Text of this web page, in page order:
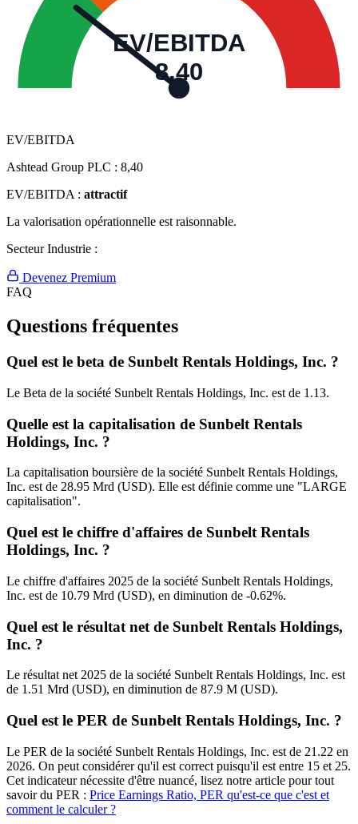
EV/EBITDA
8,40
EV/EBITDA
Ashtead Group PLC : 8,40
EV/EBITDA : attractif
La valorisation opérationnelle est raisonnable.
Secteur Industrie :
Devenez Premium
FAQ
Questions fréquentes
Quel est le beta de Sunbelt Rentals Holdings, Inc. ?
Le Beta de la société Sunbelt Rentals Holdings, Inc. est de 1.13.
Quelle est la capitalisation de Sunbelt Rentals
Holdings, Inc. ?
La capitalisation boursière de la société Sunbelt Rentals Holdings,
Inc. est de 28.95 Mrd (USD). Elle est définie comme une "LARGE
capitalisation".
Quel est le chiffre d'affaires de Sunbelt Rentals
Holdings, Inc. ?
Le chiffre d'affaires 2025 de la société Sunbelt Rentals Holdings,
Inc. est de 10.79 Mrd (USD), en diminution de -0.62%.
Quel est le résultat net de Sunbelt Rentals Holdings,
Inc. ?
Le résultat net 2025 de la société Sunbelt Rentals Holdings, Inc. est
de 1.51 Mrd (USD), en diminution de 87.9 M (USD).
Quel est le PER de Sunbelt Rentals Holdings, Inc. ?
Le PER de la société Sunbelt Rentals Holdings, Inc. est de 21.22 en
2026. On peut considérer qu'il est correct puisqu'il est entre 15 et 25.
Cet indicateur nécessite d'être nuancé, lisez notre article pour tout
savoir du PER : Price Earnings Ratio, PER qu'est-ce que c'est et
comment le calculer ?